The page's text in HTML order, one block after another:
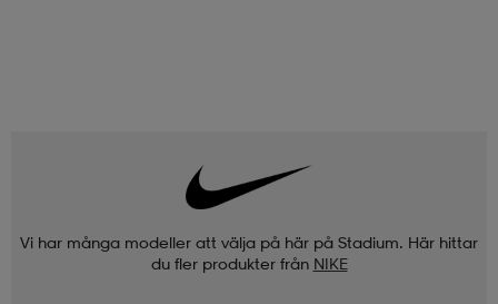
Vi har många modeller att välja på här på Stadium. Här hittar
du fler produkter från NIKE